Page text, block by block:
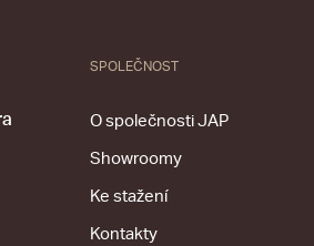
SPOLEČNOST
O společnosti JAP
Showroomy
Ke stažení
Kontakty